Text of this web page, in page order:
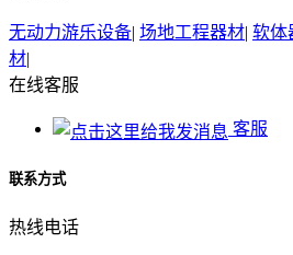
无动力游乐设备| 场地工程器材| 软体
材|
在线客服
客服
联系方式
热线电话